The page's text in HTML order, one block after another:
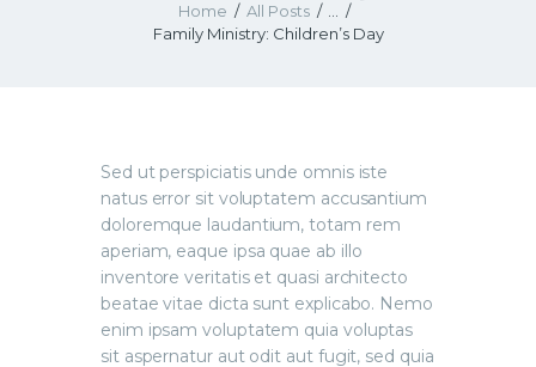
Home All Posts
Family Ministry: Children’s Day
SAFEGUARDING
Sed ut perspiciatis unde omnis iste
natus error sit voluptatem accusantium
doloremque laudantium, totam rem
aperiam, eaque ipsa quae ab illo
inventore veritatis et quasi architecto
beatae vitae dicta sunt explicabo. Nemo
enim ipsam voluptatem quia voluptas
sit aspernatur aut odit aut fugit, sed quia